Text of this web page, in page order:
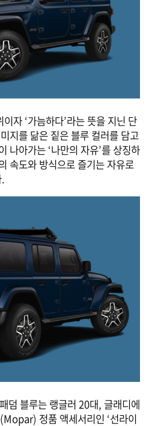
자 ‘가늠하다’라는 뜻을 지닌 단
지를 닮은 짙은 블루 컬러를 담고
나아가는 ‘나만의 자유’를 상징하
속도와 방식으로 즐기는 자유로
덤 블루는 랭글러 20대, 글래디에
정품 액세서리인 ‘선라이